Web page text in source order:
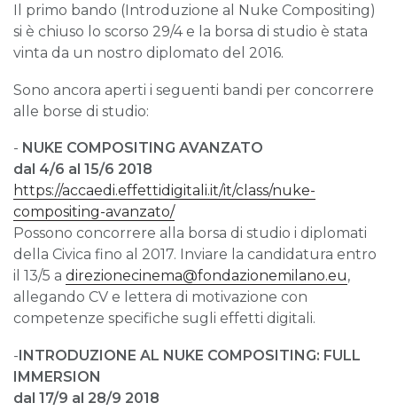
Il primo bando (Introduzione al Nuke Compositing)
si è chiuso lo scorso 29/4 e la borsa di studio è stata
vinta da un nostro diplomato del 2016.
Sono ancora aperti i seguenti bandi per concorrere
alle borse di studio:
- NUKE COMPOSITING AVANZATO
dal 4/6 al 15/6 2018
https://accaedi.effettidigitali.it/it/class/nuke-
compositing-avanzato/
Possono concorrere alla borsa di studio i diplomati
della Civica fino al 2017. Inviare la candidatura entro
il 13/5 a direzionecinema@fondazionemilano.eu,
allegando CV e lettera di motivazione con
competenze specifiche sugli effetti digitali.
-INTRODUZIONE AL NUKE COMPOSITING: FULL
IMMERSION
dal 17/9 al 28/9 2018